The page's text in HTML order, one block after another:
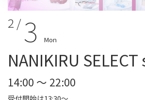
2 / 3 Mon
NANIKIRU
14:00 ～ 22:00